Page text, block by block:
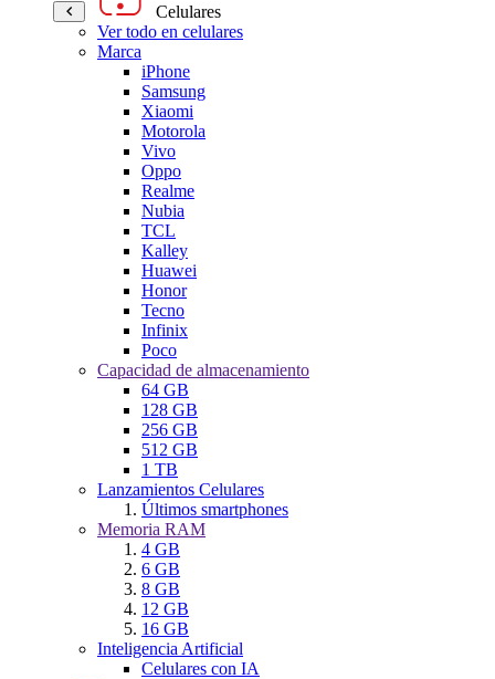
Celulares
Ver todo en celulares
Marca
iPhone
Samsung
Xiaomi
Motorola
Vivo
Oppo
Realme
Nubia
TCL
Kalley
Huawei
Honor
Tecno
Infinix
Poco
Capacidad de almacenamiento
64 GB
128 GB
256 GB
512 GB
1 TB
Lanzamientos Celulares
Últimos smartphones
Memoria RAM
4 GB
6 GB
8 GB
12 GB
16 GB
Inteligencia Artificial
Celulares con IA